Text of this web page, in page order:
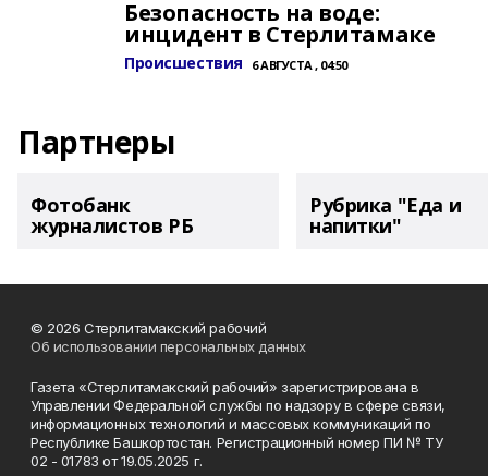
Безопасность на воде:
инцидент в Стерлитамаке
Происшествия 6 АВГУСТА , 04:50
Партнеры
Фотобанк
журналистов РБ
Рубрика "Еда и
напитки"
© 2026 Стерлитамакский рабочий
Об использовании персональных данных
Газета «Стерлитамакский рабочий» зарегистрирована в
Управлении Федеральной службы по надзору в сфере связи,
информационных технологий и массовых коммуникаций по
Республике Башкортостан. Регистрационный номер ПИ № ТУ
02 - 01783 от 19.05.2025 г.